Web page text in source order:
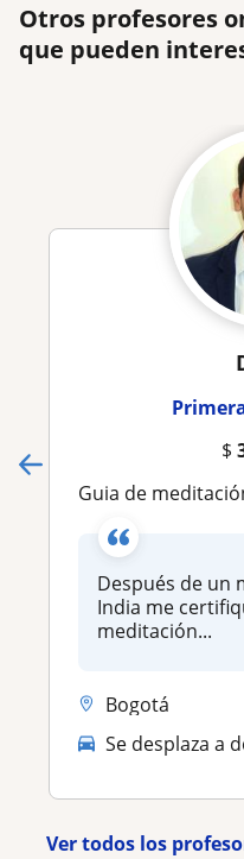
Otros profesores
que pueden
$
Guia de meditación y mindfulness con conocimientos
Después de un
India me
meditación...
Bogotá
Se desplaza a
Ver todos los